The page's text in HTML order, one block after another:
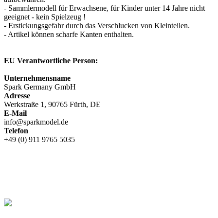
- Sammlermodell für Erwachsene, für Kinder unter 14 Jahre nicht
geeignet - kein Spielzeug !
- Erstickungsgefahr durch das Verschlucken von Kleinteilen.
- Artikel können scharfe Kanten enthalten.
EU Verantwortliche Person:
Unternehmensname
Spark Germany GmbH
Adresse
Werkstraße 1, 90765 Fürth, DE
E-Mail
info@sparkmodel.de
Telefon
+49 (0) 911 9765 5035